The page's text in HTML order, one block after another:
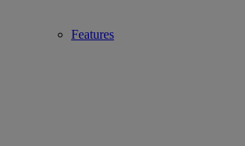
Features